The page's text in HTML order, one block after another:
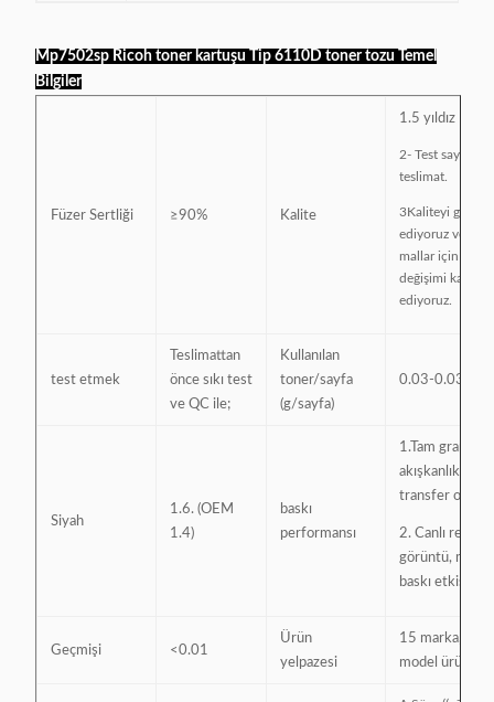
Mp7502sp Ricoh toner kartuşu Tip 6110D toner tozu Temel
Bilgiler
Füzer Sertliği ≥90% Kalite
1.5 yıldız
2- Test
teslimat.
3Kaliteyi garanti
ediyoruz ve
mallar için 1: 1
değişimi kabul
ediyoruz.
test etmek
Teslimattan
önce sıkı test
ve QC ile;
Kullanılan
toner/sayfa
(g/sayfa)
0.03-0.035
Siyah
1.6. (OEM
1.4)
baskı
performansı
1.Tam granül,
akışkanlık,
transfer oranı
2. Canlı renk,
görüntü,
baskı etkisi;
Geçmişi <0.01
Ürün
yelpazesi
15 marka,
model ürünler